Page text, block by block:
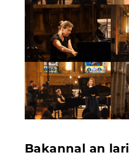
Bakannal an lari